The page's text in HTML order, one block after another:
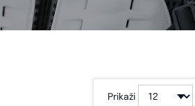
Prikaži